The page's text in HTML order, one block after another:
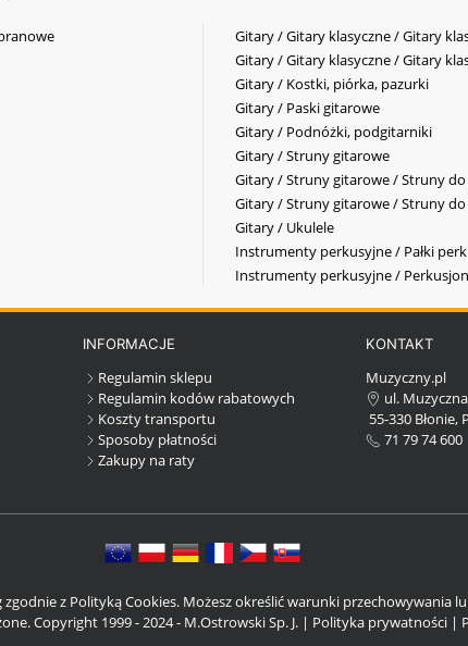
Gitary / Gitary klasyczne / Gitary
Gitary / Gitary klasyczne / Gitary
Gitary / Kostki, piórka, pazurki
Gitary / Paski gitarowe
Gitary / Podnóżki, podgitarniki
Gitary / Struny gitarowe
Gitary / Struny gitarowe / Struny
Gitary / Struny gitarowe / Struny
Gitary / Ukulele
Instrumenty perkusyjne / Pałki
Instrumenty perkusyjne /
INFORMACJE
Regulamin sklepu
Regulamin kodów rabatowych
Koszty transportu
Sposoby płatności
Zakupy na raty
KONTAKT
Muzyczny.pl
ul.
55-330 Błonie,
71 79 74 600
z Polityką Cookies. Możesz określić warunki przechowywania
Copyright 1999 - 2024 - M.Ostrowski Sp. J. | Polityka prywatności |